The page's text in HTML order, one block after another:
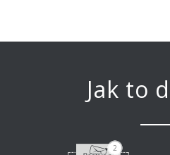
Jak to
2